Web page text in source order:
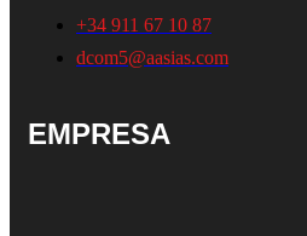
+34 911 67 10 87
dcom5@aasias.com
EMPRESA